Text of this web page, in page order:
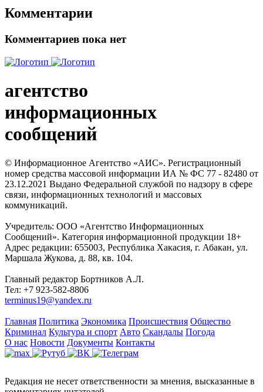
Комментарии
Комментариев пока нет
агентство
информационных
сообщений
© Информационное Агентство «АИС». Регистрационный
номер средства массовой информации ИА № ФС 77 - 82480 от
23.12.2021 Выдано Федеральной службой по надзору в сфере
связи, информационных технологий и массовых
коммуникаций.
Учредитель: ООО «Агентство Информационных
Сообщений». Категория информационной продукции 18+
Адрес редакции: 655003, Республика Хакасия, г. Абакан, ул.
Маршала Жукова, д. 88, кв. 104.
Главный редактор Бортников А.Л.
Тел: +7 923-582-8806
terminus19@yandex.ru
Главная Политика Экономика Происшествия Общество
Криминал Культура и спорт Авто Скандалы Погода
О нас Новости Документы Контакты
Редакция не несет ответственности за мнения, высказанные в